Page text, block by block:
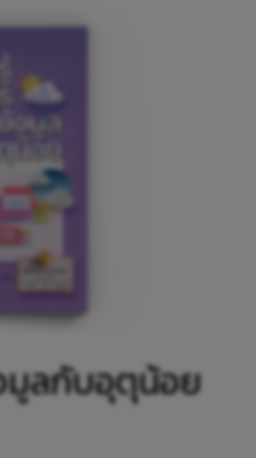
มูลกับอุตุน้อย